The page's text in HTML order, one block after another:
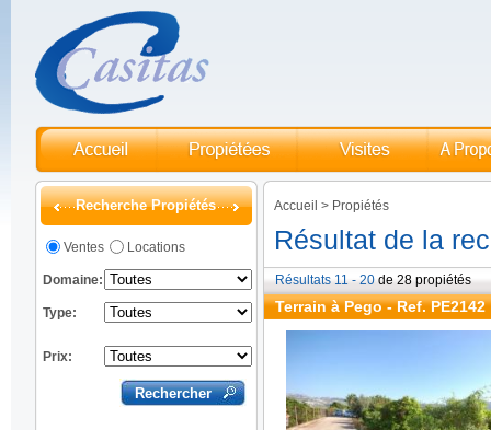
Recherche Propiétés
Ventes Locations
Domaine:
Type:
Prix:
Accueil > Propiétés
Résultat de la
Résultats 11 - 20de 28 propiétés
Terrain à Pego - Ref. PE2142